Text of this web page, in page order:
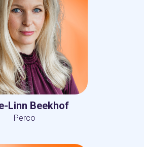
Linn Beekhof
Perco